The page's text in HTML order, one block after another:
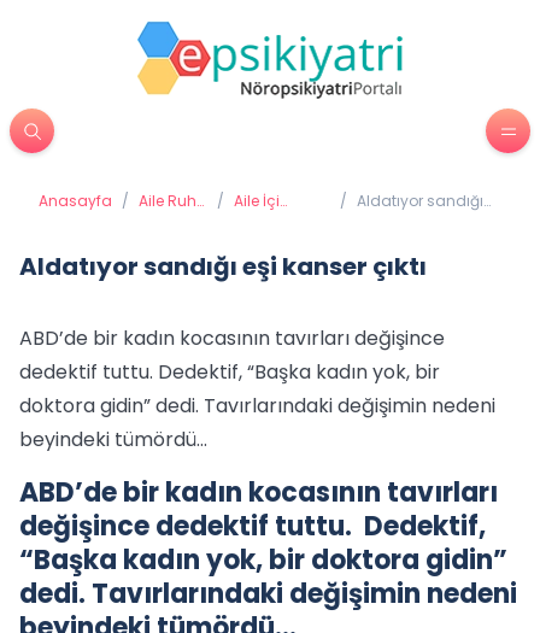
Anasayfa / Aile Ruh
/ Aile İçi
/ Aldatıyor sandığı
Aldatıyor sandığı eşi kanser çıktı
ABD’de bir kadın kocasının tavırları değişince
dedektif tuttu. Dedektif, “Başka kadın yok, bir
doktora gidin” dedi. Tavırlarındaki değişimin nedeni
beyindeki tümördü...
ABD’de bir kadın kocasının tavırları
değişince dedektif tuttu. Dedektif,
“Başka kadın yok, bir doktora gidin”
dedi. Tavırlarındaki değişimin nedeni